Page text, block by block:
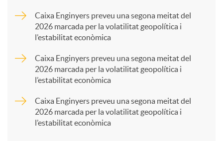
p
Caixa Enginyers preveu una segona meitat del
2026 marcada per la volatilitat geopolítica i
l’estabilitat econòmica
Caixa Enginyers preveu una segona meitat del
2026 marcada per la volatilitat geopolítica i
l’estabilitat econòmica
Caixa Enginyers preveu una segona meitat del
2026 marcada per la volatilitat geopolítica i
l’estabilitat econòmica